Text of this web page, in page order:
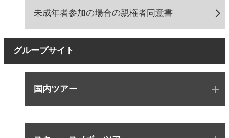
未成年者参加の場合の親権者同意書
グループサイト
国内ツアー